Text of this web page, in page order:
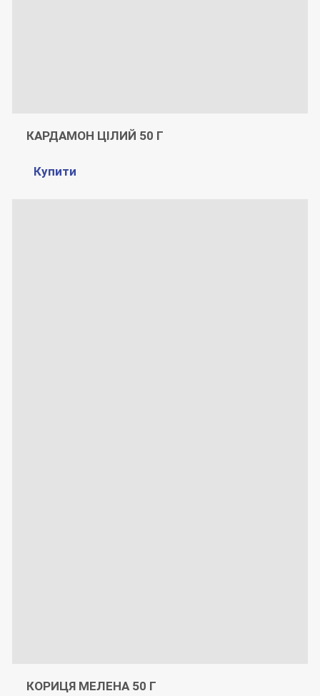
КАРДАМОН ЦІЛИЙ 50 Г
Купити
КОРИЦЯ МЕЛЕНА 50 Г